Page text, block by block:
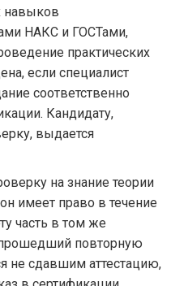
навыков
НАКС и ГОСТами,
практических
если специалист
соответственно
Кандидату,
выдается
на знание теории
имеет право в течение
часть в том же
повторную
не сдавшим аттестацию,